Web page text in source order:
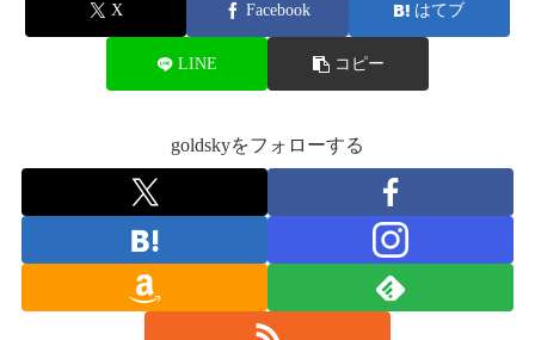
X Facebook はてブ
LINE コピー
goldskyをフォローする